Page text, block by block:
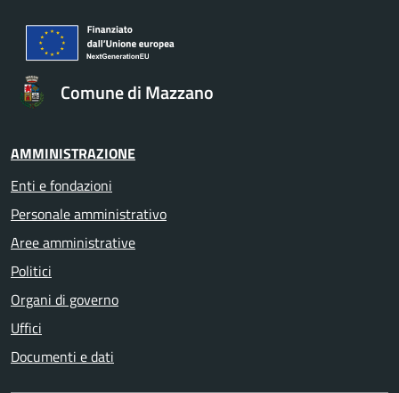
Comune di Mazzano
AMMINISTRAZIONE
Enti e fondazioni
Personale amministrativo
Aree amministrative
Politici
Organi di governo
Uffici
Documenti e dati